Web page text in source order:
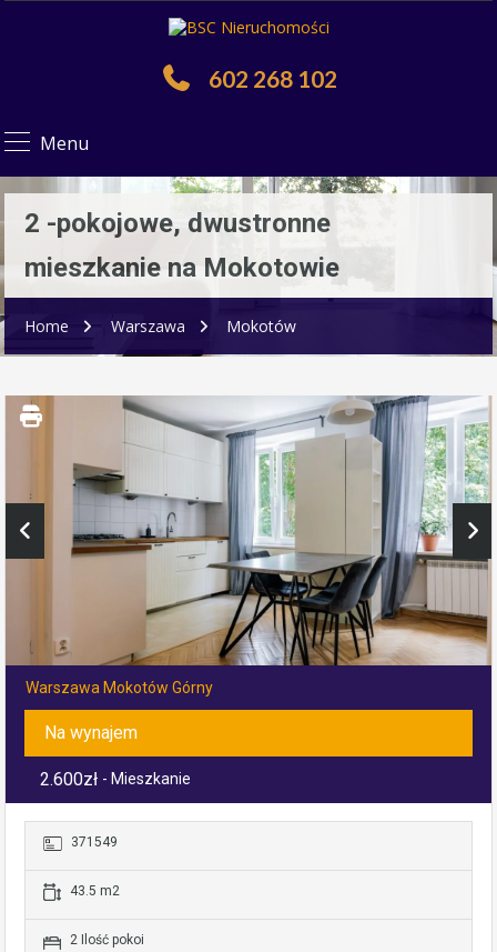
602 268 102
Menu
2 -pokojowe, dwustronne
mieszkanie na Mokotowie
Home Warszawa Mokotów
Warszawa Mokotów Górny
Na wynajem
2.600zł - Mieszkanie
371549
43.5 m2
2 Ilość pokoi